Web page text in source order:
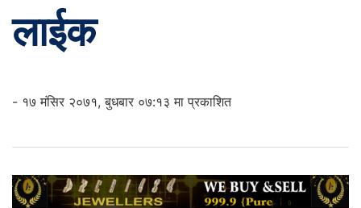
लाईक
- १७ मंसिर २०७१, बुधबार ०७:१३ मा प्रकाशित